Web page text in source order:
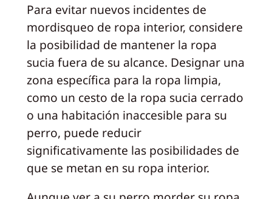
Para evitar nuevos incidentes de
mordisqueo de ropa interior, considere
la posibilidad de mantener la ropa
sucia fuera de su alcance. Designar una
zona específica para la ropa limpia,
como un cesto de la ropa sucia cerrado
o una habitación inaccesible para su
perro, puede reducir
significativamente las posibilidades de
que se metan en su ropa interior.